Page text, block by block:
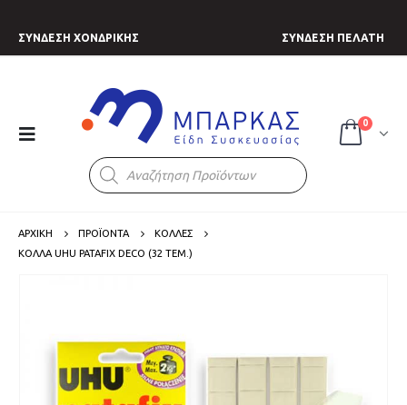
ΣΥΝΔΕΣΗ ΧΟΝΔΡΙΚΗΣ ΣΥΝΔΕΣΗ ΠΕΛΑΤΗ
Products
search
0
ΑΡΧΙΚΗ ΠΡΟΪΟΝΤΑ
ΚΟΛΛΕΣ
ΚΌΛΛΑ UHU PATAFIX DECO (32 ΤΕΜ.)